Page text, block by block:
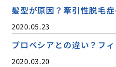
髪型が原因？牽引性脱毛
2020.05.23
プロペシアとの違い？フ
2020.03.20